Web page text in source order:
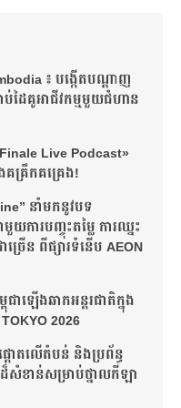
៖ បង្កើត​បណ្តាញ​
ាប់​ដៃ​គូ​អាជីវកម្ម​មួយ​ជំហាន​
Live Podcast»
គ្រឹកគគ្រេង!
នាំមកនូវបទ
របញ្ចុះតម្លៃ ការឈ្នះ
ច្រើន ពីផ្សារទំនើប AEON
ជា​ឡើង​ឆាក​អន្តរជាតិ​​ក្នុង​
2026
តោតលើតំបន់ និងប្រព័ន្ធ
សំខាន់សម្រាប់ថ្នាលកីឡា